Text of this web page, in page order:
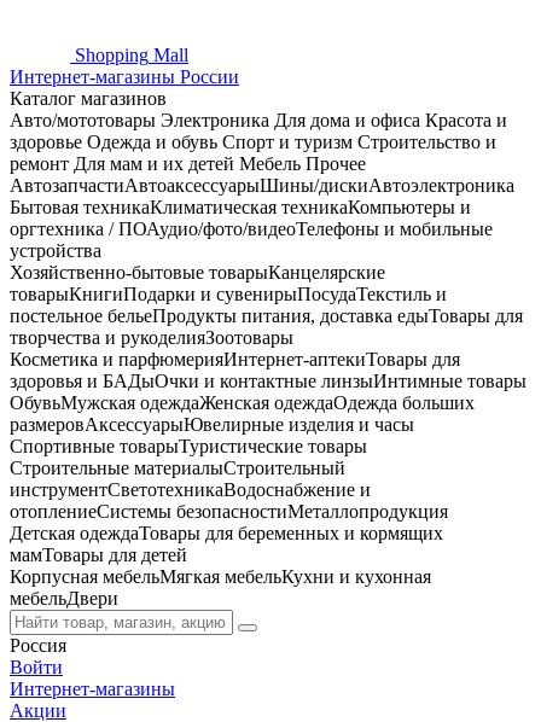
Shopping Mall
Интернет-магазины России
Каталог магазинов
Авто/мототовары Электроника Для дома и офиса Красота и
здоровье Одежда и обувь Спорт и туризм Строительство и
ремонт Для мам и их детей Мебель Прочее
АвтозапчастиАвтоаксессуарыШины/дискиАвтоэлектроника
Бытовая техникаКлиматическая техникаКомпьютеры и
оргтехника / ПОАудио/фото/видеоТелефоны и мобильные
устройства
Хозяйственно-бытовые товарыКанцелярские
товарыКнигиПодарки и сувенирыПосудаТекстиль и
постельное бельеПродукты питания, доставка едыТовары для
творчества и рукоделияЗоотовары
Косметика и парфюмерияИнтернет-аптекиТовары для
здоровья и БАДыОчки и контактные линзыИнтимные товары
ОбувьМужская одеждаЖенская одеждаОдежда больших
размеровАксессуарыЮвелирные изделия и часы
Спортивные товарыТуристические товары
Строительные материалыСтроительный
инструментСветотехникаВодоснабжение и
отоплениеСистемы безопасностиМеталлопродукция
Детская одеждаТовары для беременных и кормящих
мамТовары для детей
Корпусная мебельМягкая мебельКухни и кухонная
мебельДвери
Россия
Войти
Интернет-магазины
Акции